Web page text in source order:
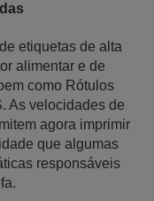
etiquetas de alta
alimentar e de
como Rótulos
As velocidades de
agora imprimir
que algumas
responsáveis